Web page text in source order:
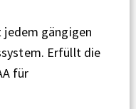
gängigen
Erfüllt die
für